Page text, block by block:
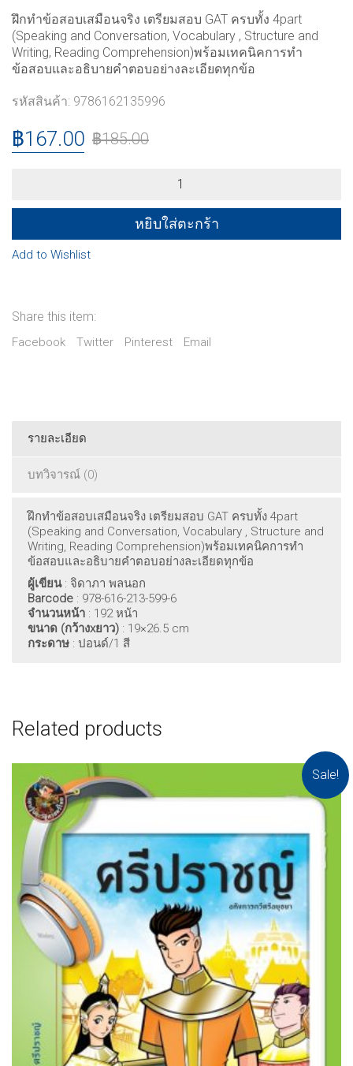
ฝึกทำข้อสอบเสมือนจริง เตรียมสอบ GAT ครบทั้ง 4part
(Speaking and Conversation, Vocabulary , Structure and
Writing, Reading Comprehension)พร้อมเทคนิคการทำ
ข้อสอบและอธิบายคำตอบอย่างละเอียดทุกข้อ
รหัสสินค้า: 9786162135996
฿185.00
฿167.00
แนว
ENG
หยิบใส่ตะกร้า
Add to Wishlist
Share this item:
Facebook Twitter Pinterest Email
รายละเอียด
บทวิจารณ์ (0)
ฝึกทำข้อสอบเสมือนจริง เตรียมสอบ GAT ครบทั้ง 4part
(Speaking and Conversation, Vocabulary , Structure and
Writing, Reading Comprehension)พร้อมเทคนิคการทำ
ข้อสอบและอธิบายคำตอบอย่างละเอียดทุกข้อ
ผู้เขียน: จิดาภา พลนอก
Barcode : 978-616-213-599-6
จำนวนหน้า : 192 หน้า
ขนาด (กว้างxยาว) : 19×26.5 cm
กระดาษ : ปอนด์/1 สี
Related products
Sale!